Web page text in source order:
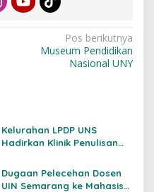
Pos berikutnya
Museum Pendidikan
Nasional UNY
Kelurahan LPDP UNS
Hadirkan Klinik Penulisan
Tembus Jurnal
Internasional
Dugaan Pelecehan Dosen
UIN Semarang ke Mahasiswi